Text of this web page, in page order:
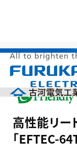
製品情報
研究開発
HOME > サステナビリ
リードフレーム用銅合金「
高性能リー
「EFTEC-